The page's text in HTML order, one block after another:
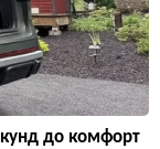
до комфорт